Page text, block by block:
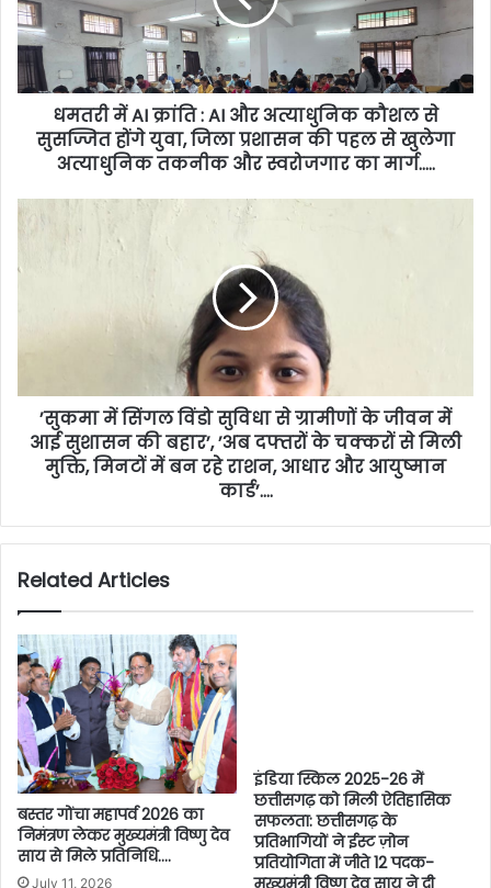
धमतरी में AI क्रांति : AI और अत्याधुनिक कौशल से
सुसज्जित होंगे युवा, जिला प्रशासन की पहल से खुलेगा
अत्याधुनिक तकनीक और स्वरोजगार का मार्ग…..
’सुकमा में सिंगल विंडो सुविधा से ग्रामीणों के जीवन में
आई सुशासन की बहार’, ’अब दफ्तरों के चक्करों से मिली
मुक्ति, मिनटों में बन रहे राशन, आधार और आयुष्मान
कार्ड’….
Related Articles
बस्तर गोंचा महापर्व 2026 का
निमंत्रण लेकर मुख्यमंत्री विष्णु देव
साय से मिले प्रतिनिधि….
July 11, 2026
इंडिया स्किल 2025-26 में
छत्तीसगढ़ को मिली ऐतिहासिक
सफलता: छत्तीसगढ़ के
प्रतिभागियों ने ईस्ट ज़ोन
प्रतियोगिता में जीते 12 पदक-
मुख्यमंत्री विष्णु देव साय ने दी